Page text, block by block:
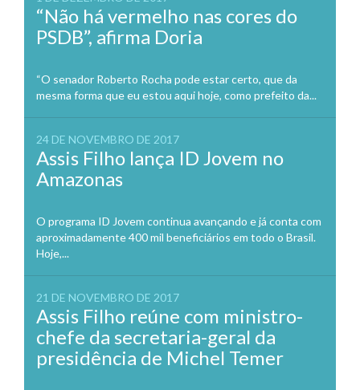
“Não há vermelho nas cores do
PSDB”, afirma Doria
“O senador Roberto Rocha pode estar certo, que da
mesma forma que eu estou aqui hoje, como prefeito da...
24 DE NOVEMBRO DE 2017
Assis Filho lança ID Jovem no
Amazonas
O programa ID Jovem continua avançando e já conta com
aproximadamente 400 mil beneficiários em todo o Brasil.
Hoje,...
21 DE NOVEMBRO DE 2017
Assis Filho reúne com ministro-
chefe da secretaria-geral da
presidência de Michel Temer